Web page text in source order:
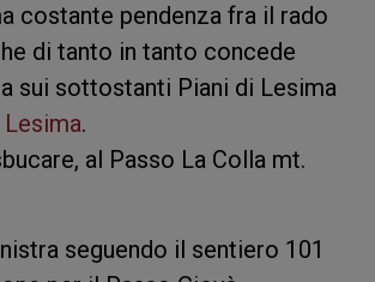
costante pendenza fra il rado
di tanto in tanto concede
sui sottostanti Piani di Lesima
.
al Passo La Colla mt.
seguendo il sentiero 101